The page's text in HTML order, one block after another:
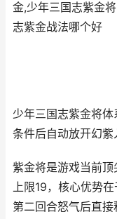
金,少年三国志紫金
志紫金战法哪个好
少年三国志紫金将
条件后自动放开幻紫
紫金将是游戏当前
上限19，核心优势
第二回合怒气后直